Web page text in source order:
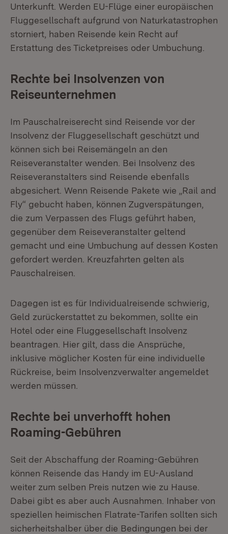
Unterkunft. Werden EU-Flüge einer europäischen
Fluggesellschaft aufgrund von Naturkatastrophen
storniert, haben Reisende kein Recht auf
Erstattung des Ticketpreises oder Umbuchung.
Rechte bei Insolvenzen von
Reiseunternehmen
Im Pauschalreiserecht sind Reisende vor der
Insolvenz der Fluggesellschaft geschützt und
können sich bei Reisemängeln an den
Reiseveranstalter wenden. Bei Insolvenz des
Reiseveranstalters sind Reisende ebenfalls
abgesichert. Wenn Reisende Pakete wie „Rail and
Fly“ gebucht haben, können Zugverspätungen,
die zum Verpassen des Flugs geführt haben,
gegenüber dem Reiseveranstalter geltend
gemacht und eine Umbuchung auf dessen Kosten
gefordert werden. Kreuzfahrten gelten als
Pauschalreisen.
Dagegen ist es für Individualreisende schwierig,
Geld zurückerstattet zu bekommen, sollte ein
Hotel oder eine Fluggesellschaft Insolvenz
beantragen. Hier gilt, dass die Ansprüche,
inklusive möglicher Kosten für eine individuelle
Rückreise, beim Insolvenzverwalter angemeldet
werden müssen.
Rechte bei unverhofft hohen
Roaming-Gebühren
Seit der Abschaffung der Roaming-Gebühren
können Reisende das Handy im EU-Ausland
weiter zum selben Preis nutzen wie zu Hause.
Dabei gibt es aber auch Ausnahmen. Inhaber von
speziellen heimischen Flatrate-Tarifen sollten sich
sicherheitshalber über die Bedingungen bei der